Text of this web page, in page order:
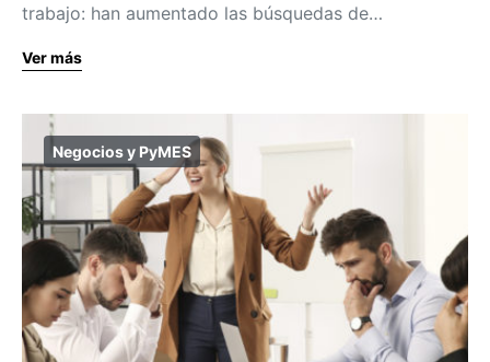
trabajo: han aumentado las búsquedas de…
Ver más
Negocios y PyMES